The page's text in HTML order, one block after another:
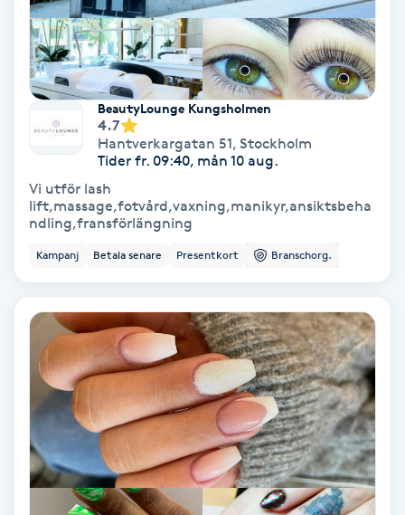
Klippning & Slingor
Klippning ungdom
Koppningsmassage
Kosmetisk tatuering
Kostrådgivning
Kroppspeeling
Käkledsbehandling
Kärlbehandling
Laserbehandling
BeautyLounge Kungsholmen
4.7
Hantverkargatan 51, Stockholm
Tider fr. 09:40, mån 10 aug.
Vi utför lash
lift,massage,fotvård,vaxning,manikyr,ansiktsbeha
ndling,fransförlängning
Kampanj Betala senare Presentkort Branschorg.